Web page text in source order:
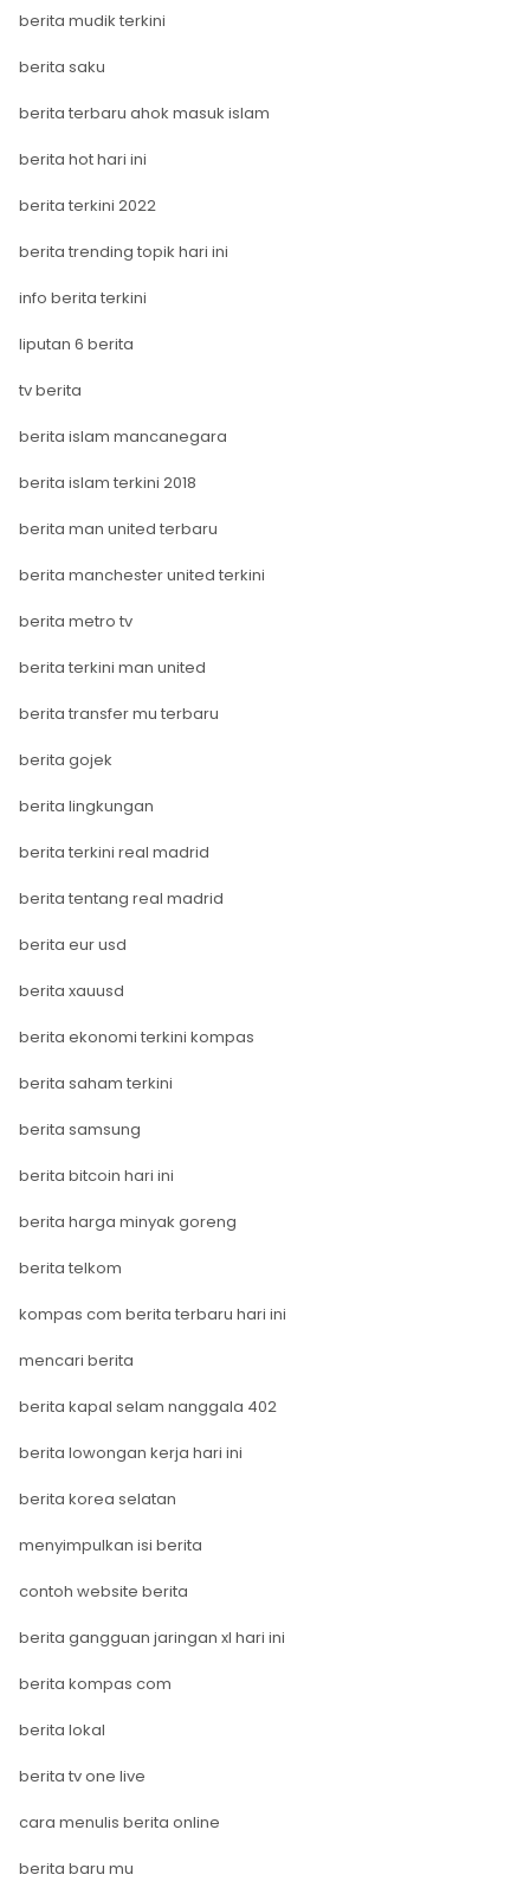
berita mudik terkini
berita saku
berita terbaru ahok masuk islam
berita hot hari ini
berita terkini 2022
berita trending topik hari ini
info berita terkini
liputan 6 berita
tv berita
berita islam mancanegara
berita islam terkini 2018
berita man united terbaru
berita manchester united terkini
berita metro tv
berita terkini man united
berita transfer mu terbaru
berita gojek
berita lingkungan
berita terkini real madrid
berita tentang real madrid
berita eur usd
berita xauusd
berita ekonomi terkini kompas
berita saham terkini
berita samsung
berita bitcoin hari ini
berita harga minyak goreng
berita telkom
kompas com berita terbaru hari ini
mencari berita
berita kapal selam nanggala 402
berita lowongan kerja hari ini
berita korea selatan
menyimpulkan isi berita
contoh website berita
berita gangguan jaringan xl hari ini
berita kompas com
berita lokal
berita tv one live
cara menulis berita online
berita baru mu